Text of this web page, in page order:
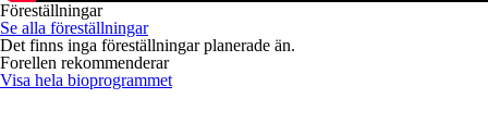
Föreställningar
Se alla föreställningar
Det finns inga föreställningar planerade än.
Forellen rekommenderar
Visa hela bioprogrammet